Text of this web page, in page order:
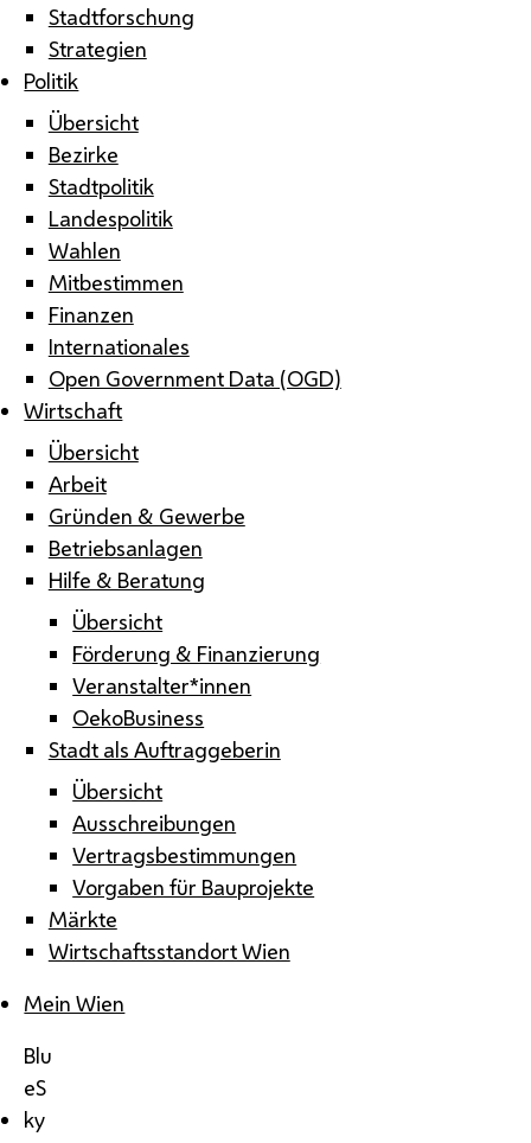
Stadtforschung
Strategien
Politik
Übersicht
Bezirke
Stadtpolitik
Landespolitik
Wahlen
Mitbestimmen
Finanzen
Internationales
Open Government Data (OGD)
Wirtschaft
Übersicht
Arbeit
Gründen & Gewerbe
Betriebsanlagen
Hilfe & Beratung
Übersicht
Förderung & Finanzierung
Veranstalter*innen
OekoBusiness
Stadt als Auftraggeberin
Übersicht
Ausschreibungen
Vertragsbestimmungen
Vorgaben für Bauprojekte
Märkte
Wirtschaftsstandort Wien
Mein Wien
Blu
eS
ky